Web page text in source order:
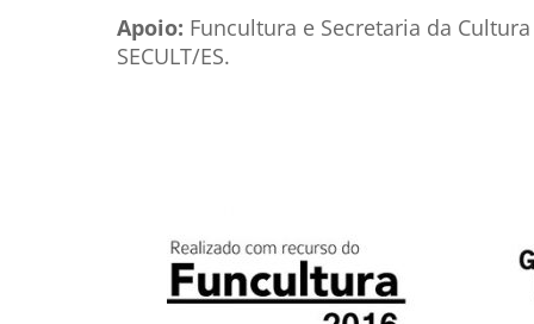
Apoio: Funcultura e Secretaria da
SECULT/ES.